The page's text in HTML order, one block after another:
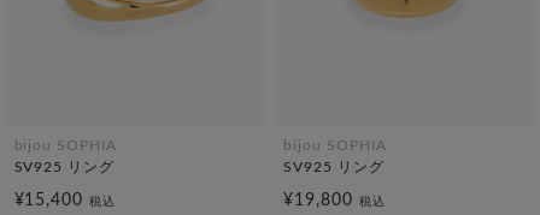
bijou SOPHIA
SV925 リング
¥15,400税込
bijou SOPHIA
SV925 リング
¥19,800 税込